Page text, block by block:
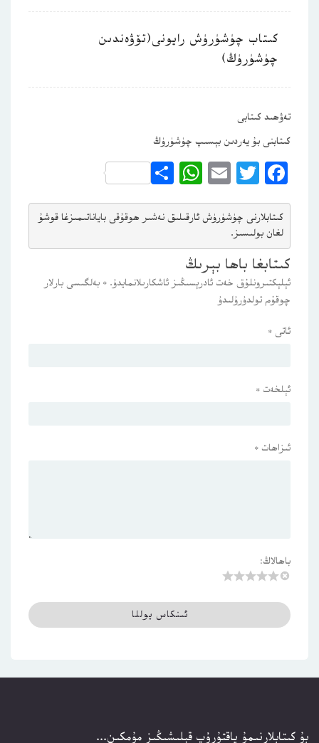
كىتاب چۈشۈرۈش رايونى(تۆۋەندىن
چۈشۈرۈڭ)
تەۋھىد كىتابى
كىتابنى بۇ يەردىن بېسىپ چۈشۈرۈڭ
Facebook
Twitter
Email
WhatsApp
Share
كىتابلارنى چۈشۈرۈش ئارقىلىق نەشىر ھوقۇقى باياناتىمىزغا قوشۇ
لغان بولىسىز.
كىتابغا باھا بېرىڭ
ئېلېكتىرونلۇق خەت ئادرېسىڭىز ئاشكارىلانمايدۇ. * بەلگىسى بارلار
چوقۇم تولدۇرۇلىدۇ
ئاتى *
ئېلخەت *
ئىزاھات *
باھالاڭ:
بۇ كىتابلارنىمۇ ياقتۇرۇپ قېلىشىڭىز مۇمكىن...